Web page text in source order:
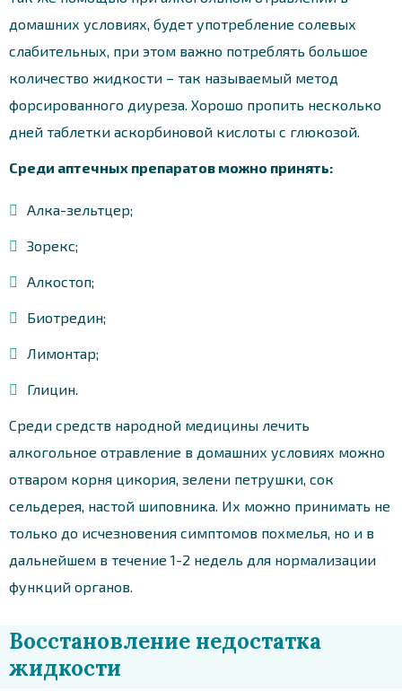
домашних условиях, будет употребление солевых
слабительных, при этом важно потреблять большое
количество жидкости – так называемый метод
форсированного диуреза. Хорошо пропить несколько
дней таблетки аскорбиновой кислоты с глюкозой.
Среди аптечных препаратов можно принять:
Алка-зельтцер;
Зорекс;
Алкостоп;
Биотредин;
Лимонтар;
Глицин.
Среди средств народной медицины лечить
алкогольное отравление в домашних условиях можно
отваром корня цикория, зелени петрушки, сок
сельдерея, настой шиповника. Их можно принимать не
только до исчезновения симптомов похмелья, но и в
дальнейшем в течение 1-2 недель для нормализации
функций органов.
Восстановление недостатка
жидкости